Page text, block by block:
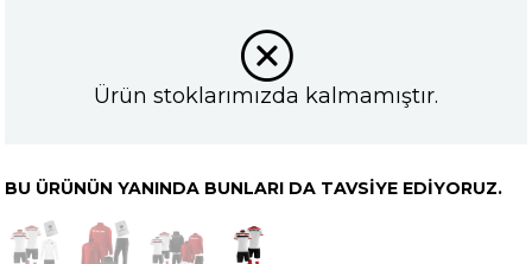
Ürün stoklarımızda kalmamıştır.
BU ÜRÜNÜN YANINDA BUNLARI DA TAVSIYE EDIYORUZ.